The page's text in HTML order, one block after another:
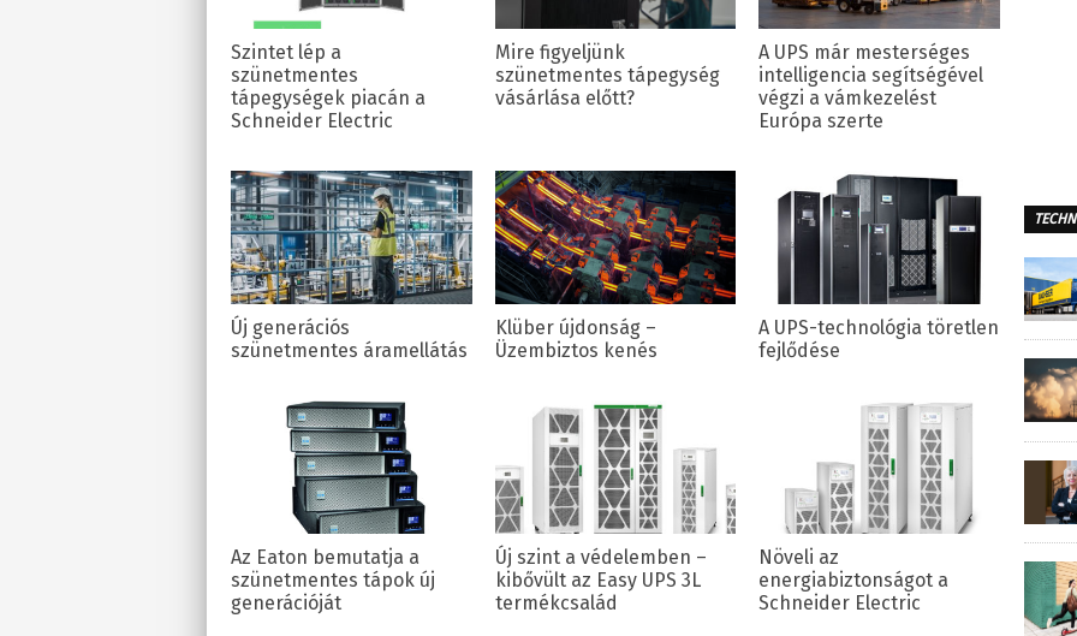
Szintet lép a
szünetmentes
tápegységek piacán a
Schneider Electric
Mire figyeljünk
szünetmentes tápegység
vásárlása előtt?
A UPS már mesterséges
intelligencia segítségével
végzi a vámkezelést
Európa szerte
Új generációs
szünetmentes áramellátás
Klüber újdonság –
Üzembiztos kenés
A UPS-technológia töretlen
fejlődése
Az Eaton bemutatja a
szünetmentes tápok új
generációját
Új szint a védelemben –
kibővült az Easy UPS 3L
termékcsalád
Növeli az
energiabiztonságot a
Schneider Electric